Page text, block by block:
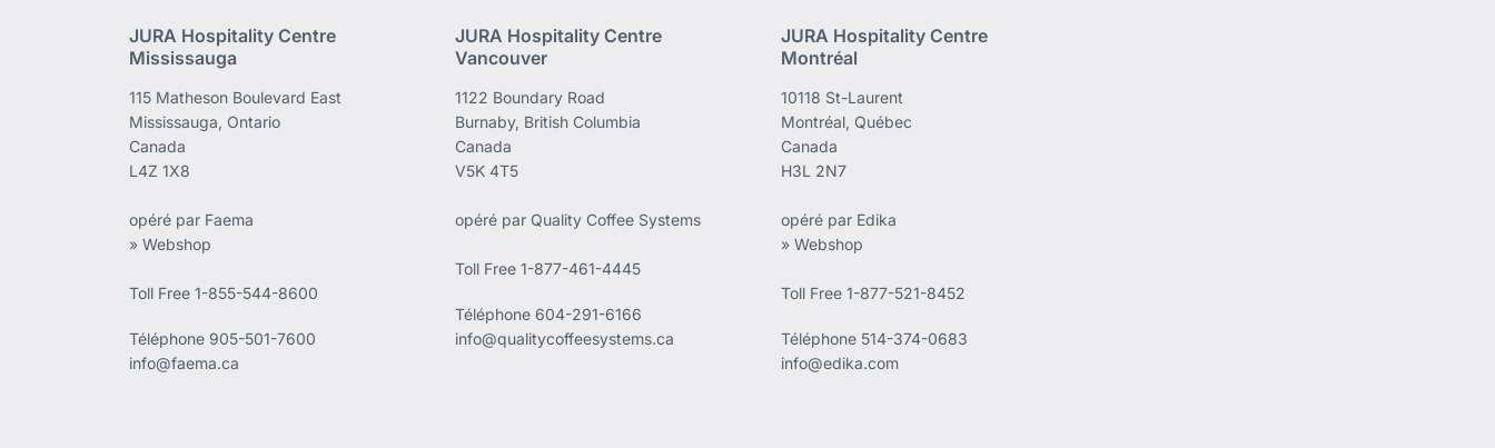
JURA Hospitality Centre
Mississauga
115 Matheson Boulevard East
Mississauga, Ontario
Canada
L4Z 1X8
opéré par Faema
» Webshop
Toll Free 1-855-544-8600
Téléphone 905-501-7600
info@faema.ca
JURA Hospitality Centre
Vancouver
1122 Boundary Road
Burnaby, British Columbia
Canada
V5K 4T5
opéré par Quality Coffee Systems
Toll Free 1-877-461-4445
Téléphone604-291-6166
info@qualitycoffeesystems.ca
JURA Hospitality Centre
Montréal
10118 St-Laurent
Montréal, Québec
Canada
H3L 2N7
opéré par Edika
» Webshop
Toll Free 1-877-521-8452
Téléphone 514-374-0683
info@edika.com